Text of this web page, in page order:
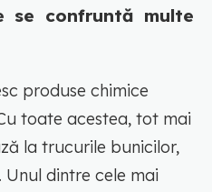
se confruntă multe
produse chimice
toate acestea, tot mai
la trucurile bunicilor,
dintre cele mai